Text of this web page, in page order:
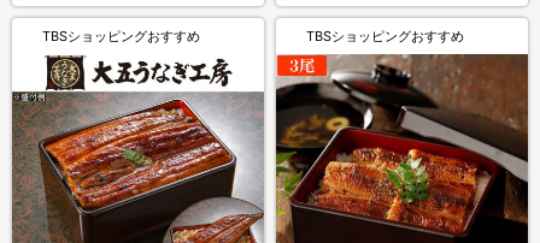
TBSショッピングおすすめ TBSショッピングおすすめ